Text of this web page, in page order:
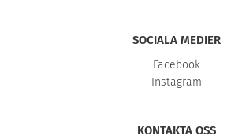
SOCIALA MEDIER
Facebook
Instagram
KONTAKTA OSS